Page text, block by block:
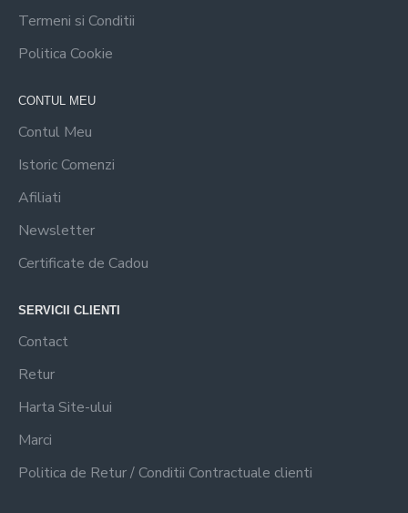
Termeni si Conditii
Politica Cookie
CONTUL MEU
Contul Meu
Istoric Comenzi
Afiliati
Newsletter
Certificate de Cadou
SERVICII CLIENTI
Contact
Retur
Harta Site-ului
Marci
Politica de Retur / Conditii Contractuale clienti